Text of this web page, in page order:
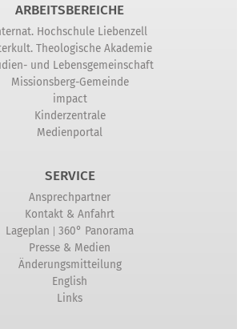
ARBEITSBEREICHE
Hochschule Liebenzell
Theologische Akademie
und Lebensgemeinschaft
Missionsberg-Gemeinde
impact
Kinderzentrale
Medienportal
SERVICE
Ansprechpartner
Kontakt & Anfahrt
Lageplan | 360° Panorama
Presse & Medien
Änderungsmitteilung
English
Links